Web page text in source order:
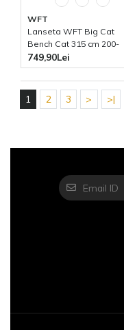
WFT
Lanseta WFT Big Cat
Bench Cat 315 cm 200-
1000g
749,90Lei
1 2 3 >
>|